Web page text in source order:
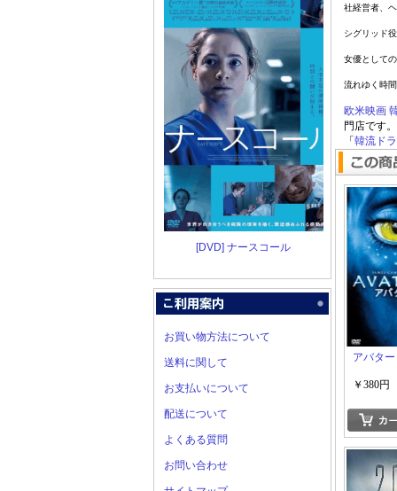
[DVD] ナースコール
お買い物方法について
送料に関して
お支払いについて
配送について
よくある質問
お問い合わせ
社経営者、
シグリッド
女優として
流れゆく時
欧米映画
門店です。
「 韓流ド
アバター
￥380円